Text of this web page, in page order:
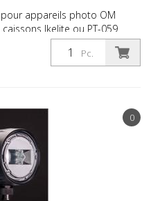
Pc.
appareils photo OM
Ikelite ou PT-059
tout ...
0